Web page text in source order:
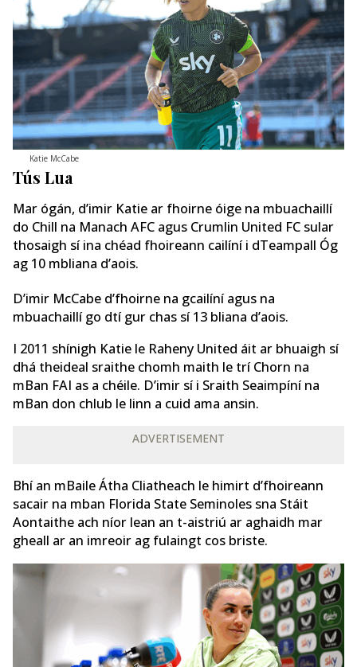
Katie McCabe
Tús Lua
Mar ógán, d’imir Katie ar fhoirne óige na mbuachaillí
do Chill na Manach AFC agus Crumlin United FC sular
thosaigh sí ina chéad fhoireann cailíní i dTeampall Óg
ag 10 mbliana d’aois.
D’imir McCabe d’fhoirne na gcailíní agus na
mbuachaillí go dtí gur chas sí 13 bliana d’aois.
I 2011 shínigh Katie le Raheny United áit ar bhuaigh sí
dhá theideal sraithe chomh maith le trí Chorn na
mBan FAI as a chéile. D’imir sí i Sraith Seaimpíní na
mBan don chlub le linn a cuid ama ansin.
ADVERTISEMENT
Bhí an mBaile Átha Cliatheach le himirt d’fhoireann
sacair na mban Florida State Seminoles sna Stáit
Aontaithe ach níor lean an t-aistriú ar aghaidh mar
gheall ar an imreoir ag fulaingt cos briste.